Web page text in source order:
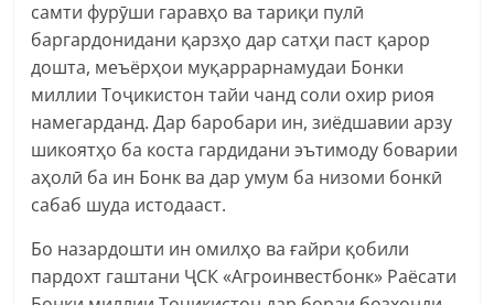
самти фурӯши гаравҳо ва тариқи пулӣ
баргардонидани қарзҳо дар сатҳи паст қарор
дошта, меъёрҳои муқаррарнамудаи Бонки
миллии Тоҷикистон тайи чанд соли охир риоя
намегарданд. Дар баробари ин, зиёдшавии арзу
шикоятҳо ба коста гардидани эътимоду боварии
аҳолӣ ба ин Бонк ва дар умум ба низоми бонкӣ
сабаб шуда истодааст.
Бо назардошти ин омилҳо ва ғайри қобили
пардохт гаштани ҶСК «Агроинвестбонк» Раёсати